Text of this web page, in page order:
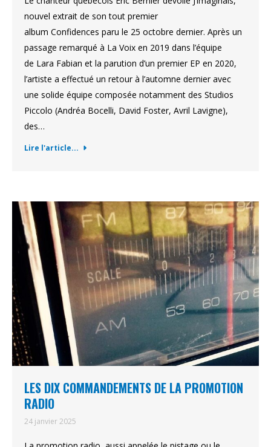
nouvel extrait de son tout premier
album Confidences paru le 25 octobre dernier. Après un
passage remarqué à La Voix en 2019 dans l’équipe
de Lara Fabian et la parution d’un premier EP en 2020,
l’artiste a effectué un retour à l’automne dernier avec
une solide équipe composée notamment des Studios
Piccolo (Andréa Bocelli, David Foster, Avril Lavigne),
des…
Lire l'article...
LES DIX COMMANDEMENTS DE LA PROMOTION
RADIO
24 janvier 2025